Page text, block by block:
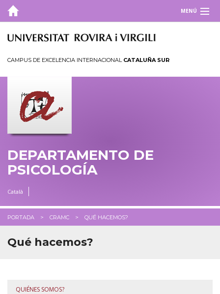
MENÚ
DEPARTAMENTO
UTILIDADES
INFORMACIÓN ACADÉMICA
CAMPUS DE EXCELENCIA INTERNACIONAL CATALUÑA SUR
DEPARTAMENTO DE
PSICOLOGÍA
Català
PORTADA CRAMC QUÉ HACEMOS?
Qué hacemos?
QUIÉNES SOMOS?